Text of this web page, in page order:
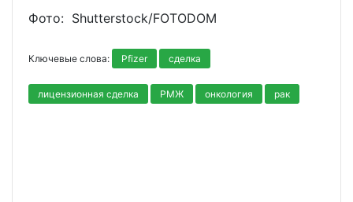
Фото: Shutterstoсk/FOTODOM
Ключевые слова: Pfizer сделка
лицензионная сделка РМЖ онкология рак